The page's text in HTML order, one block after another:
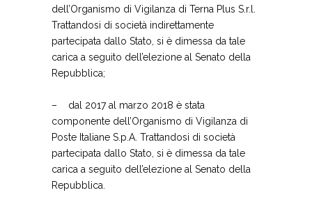
dell’Organismo di Vigilanza di Terna Plus S.r.l.
Trattandosi di società indirettamente
partecipata dallo Stato, si è dimessa da tale
carica a seguito dell’elezione al Senato della
Repubblica;
– dal 2017 al marzo 2018 è stata
componente dell’Organismo di Vigilanza di
Poste Italiane S.p.A. Trattandosi di società
partecipata dallo Stato, si è dimessa da tale
carica a seguito dell’elezione al Senato della
Repubblica.